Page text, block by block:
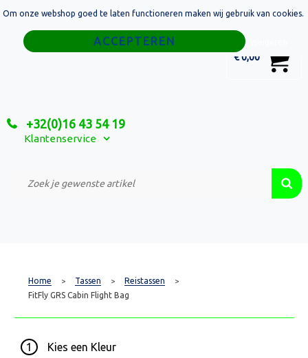
€ 0,00
+32(0)16 43 54 19
Klantenservice
Home
Relatiegeschenken
Custom Made Projecten
Home > Tassen > Reistassen >
FitFly GRS Cabin Flight Bag
1 Kies een Kleur
Om onze webshop goed te laten functioneren maken wij gebruik van cookies.